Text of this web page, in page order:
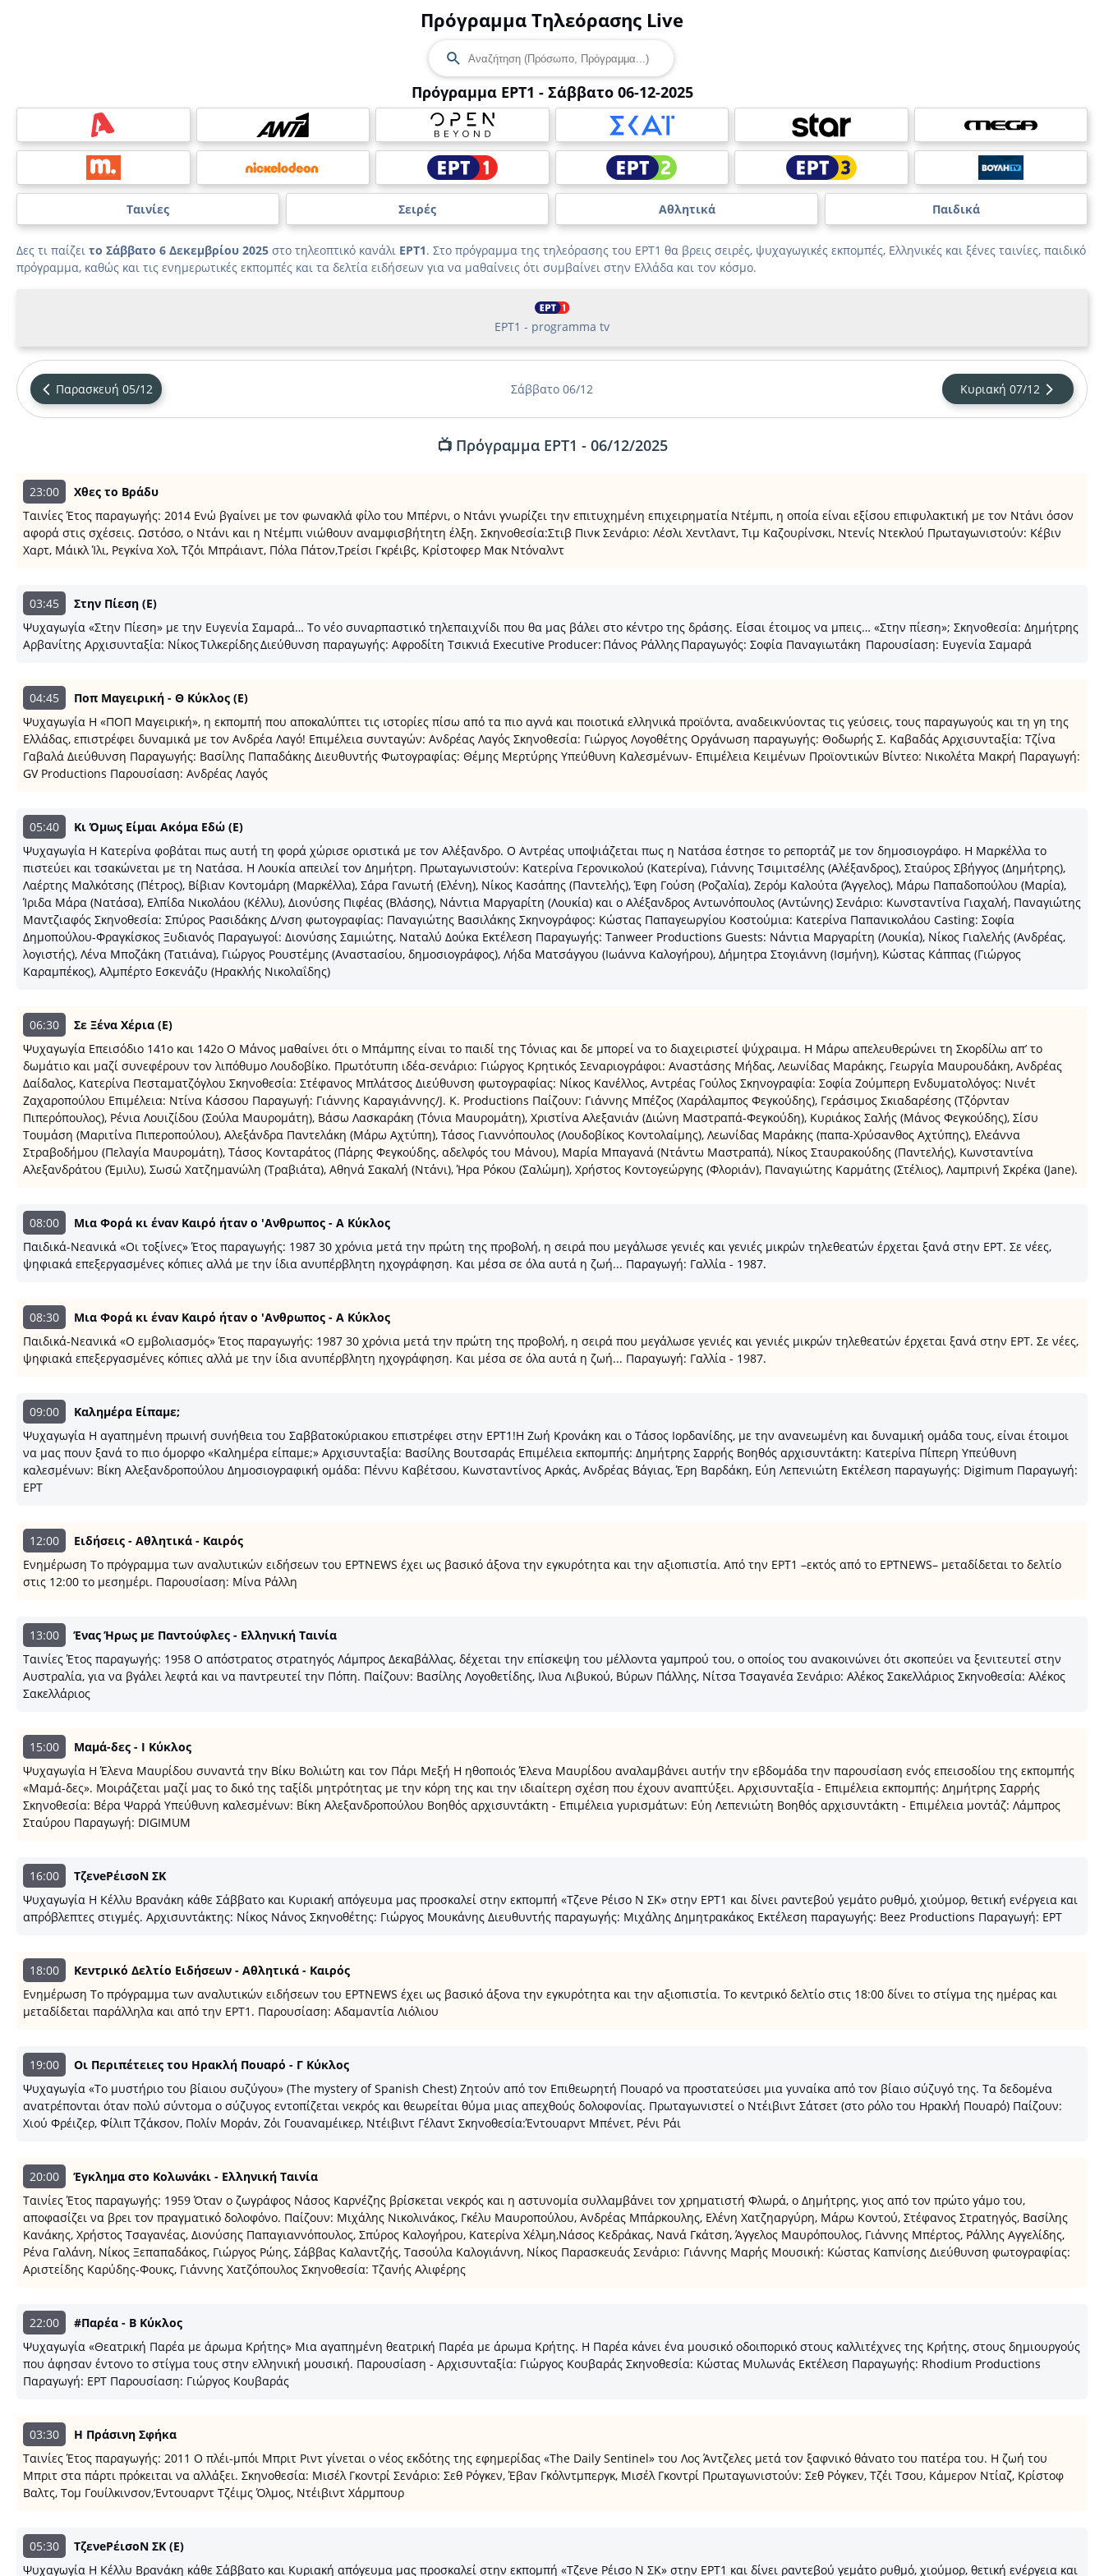
Πρόγραμμα Τηλεόρασης Live
Πρόγραμμα ΕΡΤ1 - Σάββατο 06-12-2025
Ταινίες Σειρές Αθλητικά Παιδικά
Δες τι παίζει το Σάββατο 6 Δεκεμβρίου 2025 στο τηλεοπτικό κανάλι ΕΡΤ1. Στο πρόγραμμα της τηλεόρασης του ΕΡΤ1 θα βρεις σειρές, ψυχαγωγικές εκπομπές, Ελληνικές και ξένες ταινίες, παιδικό
πρόγραμμα, καθώς και τις ενημερωτικές εκπομπές και τα δελτία ειδήσεων για να μαθαίνεις ότι συμβαίνει στην Ελλάδα και τον κόσμο.
ΕΡΤ1 - programma tv
Παρασκευή 05/12 Σάββατο 06/12 Κυριακή 07/12
📺 Πρόγραμμα ΕΡΤ1 - 06/12/2025
23:00
Χθες το Βράδυ
Ταινίες Έτος παραγωγής: 2014 Ενώ βγαίνει με τον φωνακλά φίλο του Μπέρνι, ο Ντάνι γνωρίζει την επιτυχημένη επιχειρηματία Ντέμπι, η οποία είναι εξίσου επιφυλακτική με τον Ντάνι όσον
αφορά στις σχέσεις. Ωστόσο, ο Ντάνι και η Ντέμπι νιώθουν αναμφισβήτητη έλξη. Σκηνοθεσία:Στιβ Πινκ Σενάριο: Λέσλι Χεντλαντ, Τιμ Καζουρίνσκι, Ντενίς Ντεκλού Πρωταγωνιστούν: Κέβιν
Χαρτ, Μάικλ Ίλι, Ρεγκίνα Χολ, Τζόι Μπράιαντ, Πόλα Πάτον,Τρείσι Γκρέιβς, Κρίστοφερ Μακ Ντόναλντ
03:45
Στην Πίεση (E)
Ψυχαγωγία «Στην Πίεση» με την Ευγενία Σαμαρά… Το νέο συναρπαστικό τηλεπαιχνίδι που θα μας βάλει στο κέντρο της δράσης. Είσαι έτοιμος να μπεις… «Στην πίεση»; Σκηνοθεσία: Δημήτρης
Αρβανίτης Αρχισυνταξία: Νίκος Τιλκερίδης Διεύθυνση παραγωγής: Αφροδίτη Τσικνιά Executive Producer: Πάνος Ράλλης Παραγωγός: Σοφία Παναγιωτάκη Παρουσίαση: Ευγενία Σαμαρά
04:45
Ποπ Μαγειρική - Θ Κύκλος (E)
Ψυχαγωγία Η «ΠΟΠ Μαγειρική», η εκπομπή που αποκαλύπτει τις ιστορίες πίσω από τα πιο αγνά και ποιοτικά ελληνικά προϊόντα, αναδεικνύοντας τις γεύσεις, τους παραγωγούς και τη γη της
Ελλάδας, επιστρέφει δυναμικά με τον Ανδρέα Λαγό! Eπιμέλεια συνταγών: Ανδρέας Λαγός Σκηνοθεσία: Γιώργος Λογοθέτης Οργάνωση παραγωγής: Θοδωρής Σ. Καβαδάς Αρχισυνταξία: Τζίνα
Γαβαλά Διεύθυνση Παραγωγής: Βασίλης Παπαδάκης Διευθυντής Φωτογραφίας: Θέμης Μερτύρης Υπεύθυνη Καλεσμένων- Επιμέλεια Κειμένων Προϊοντικών Βίντεο: Νικολέτα Μακρή Παραγωγή:
GV Productions Παρουσίαση: Ανδρέας Λαγός
05:40
Κι Όμως Είμαι Ακόμα Εδώ (E)
Ψυχαγωγία Η Κατερίνα φοβάται πως αυτή τη φορά χώρισε οριστικά με τον Αλέξανδρο. Ο Αντρέας υποψιάζεται πως η Νατάσα έστησε το ρεπορτάζ με τον δημοσιογράφο. Η Μαρκέλλα το
πιστεύει και τσακώνεται με τη Νατάσα. Η Λουκία απειλεί τον Δημήτρη. Πρωταγωνιστούν: Κατερίνα Γερονικολού (Κατερίνα), Γιάννης Τσιμιτσέλης (Αλέξανδρος), Σταύρος Σβήγγος (Δημήτρης),
Λαέρτης Μαλκότσης (Πέτρος), Βίβιαν Κοντομάρη (Μαρκέλλα), Σάρα Γανωτή (Ελένη), Νίκος Κασάπης (Παντελής), Έφη Γούση (Ροζαλία), Ζερόμ Καλούτα (Άγγελος), Μάρω Παπαδοπούλου (Μαρία),
Ίριδα Μάρα (Νατάσα), Ελπίδα Νικολάου (Κέλλυ), Διονύσης Πιφέας (Βλάσης), Νάντια Μαργαρίτη (Λουκία) και ο Αλέξανδρος Αντωνόπουλος (Αντώνης) Σενάριο: Κωνσταντίνα Γιαχαλή, Παναγιώτης
Μαντζιαφός Σκηνοθεσία: Σπύρος Ρασιδάκης Δ/νση φωτογραφίας: Παναγιώτης Βασιλάκης Σκηνογράφος: Κώστας Παπαγεωργίου Κοστούμια: Κατερίνα Παπανικολάου Casting: Σοφία
Δημοπούλου-Φραγκίσκος Ξυδιανός Παραγωγοί: Διονύσης Σαμιώτης, Ναταλύ Δούκα Εκτέλεση Παραγωγής: Tanweer Productions Guests: Νάντια Μαργαρίτη (Λουκία), Νίκος Γιαλελής (Ανδρέας,
λογιστής), Λένα Μποζάκη (Τατιάνα), Γιώργος Ρουστέμης (Αναστασίου, δημοσιογράφος), Λήδα Ματσάγγου (Ιωάννα Καλογήρου), Δήμητρα Στογιάννη (Ισμήνη), Κώστας Κάππας (Γιώργος
Καραμπέκος), Αλμπέρτο Εσκενάζυ (Ηρακλής Νικολαΐδης)
06:30
Σε Ξένα Χέρια (E)
Ψυχαγωγία Επεισόδιο 141ο και 142ο Ο Μάνος μαθαίνει ότι ο Μπάμπης είναι το παιδί της Τόνιας και δε μπορεί να το διαχειριστεί ψύχραιμα. Η Μάρω απελευθερώνει τη Σκορδίλω απ’ το
δωμάτιο και μαζί συνεφέρουν τον λιπόθυμο Λουδοβίκο. Πρωτότυπη ιδέα-σενάριο: Γιώργος Κρητικός Σεναριογράφοι: Αναστάσης Μήδας, Λεωνίδας Μαράκης, Γεωργία Μαυρουδάκη, Ανδρέας
Δαίδαλος, Κατερίνα Πεσταματζόγλου Σκηνοθεσία: Στέφανος Μπλάτσος Διεύθυνση φωτογραφίας: Νίκος Κανέλλος, Αντρέας Γούλος Σκηνογραφία: Σοφία Ζούμπερη Ενδυματολόγος: Νινέτ
Ζαχαροπούλου Επιμέλεια: Ντίνα Κάσσου Παραγωγή: Γιάννης Καραγιάννης/J. K. Productions Παίζουν: Γιάννης Μπέζος (Χαράλαμπος Φεγκούδης), Γεράσιμος Σκιαδαρέσης (Τζόρνταν
Πιπερόπουλος), Ρένια Λουιζίδου (Σούλα Μαυρομάτη), Βάσω Λασκαράκη (Τόνια Μαυρομάτη), Χριστίνα Αλεξανιάν (Διώνη Μαστραπά-Φεγκούδη), Κυριάκος Σαλής (Μάνος Φεγκούδης), Σίσυ
Τουμάση (Μαριτίνα Πιπεροπούλου), Αλεξάνδρα Παντελάκη (Μάρω Αχτύπη), Τάσος Γιαννόπουλος (Λουδοβίκος Κοντολαίμης), Λεωνίδας Μαράκης (παπα-Χρύσανθος Αχτύπης), Ελεάννα
Στραβοδήμου (Πελαγία Μαυρομάτη), Τάσος Κονταράτος (Πάρης Φεγκούδης, αδελφός του Μάνου), Μαρία Μπαγανά (Ντάντω Μαστραπά), Νίκος Σταυρακούδης (Παντελής), Κωνσταντίνα
Αλεξανδράτου (Έμιλυ), Σωσώ Χατζημανώλη (Τραβιάτα), Αθηνά Σακαλή (Ντάνι), Ήρα Ρόκου (Σαλώμη), Χρήστος Κοντογεώργης (Φλοριάν), Παναγιώτης Καρμάτης (Στέλιος), Λαμπρινή Σκρέκα (Jane).
08:00
Μια Φορά κι έναν Καιρό ήταν o 'Ανθρωπος - Α Κύκλος
Παιδικά-Νεανικά «Οι τοξίνες» Έτος παραγωγής: 1987 30 χρόνια μετά την πρώτη της προβολή, η σειρά που μεγάλωσε γενιές και γενιές μικρών τηλεθεατών έρχεται ξανά στην ΕΡΤ. Σε νέες,
ψηφιακά επεξεργασμένες κόπιες αλλά με την ίδια ανυπέρβλητη ηχογράφηση. Και μέσα σε όλα αυτά η ζωή... Παραγωγή: Γαλλία - 1987.
08:30
Μια Φορά κι έναν Καιρό ήταν o 'Ανθρωπος - Α Κύκλος
Παιδικά-Νεανικά «Ο εμβολιασμός» Έτος παραγωγής: 1987 30 χρόνια μετά την πρώτη της προβολή, η σειρά που μεγάλωσε γενιές και γενιές μικρών τηλεθεατών έρχεται ξανά στην ΕΡΤ. Σε νέες,
ψηφιακά επεξεργασμένες κόπιες αλλά με την ίδια ανυπέρβλητη ηχογράφηση. Και μέσα σε όλα αυτά η ζωή... Παραγωγή: Γαλλία - 1987.
09:00
Καλημέρα Είπαμε;
Ψυχαγωγία Η αγαπημένη πρωινή συνήθεια του Σαββατοκύριακου επιστρέφει στην ΕΡΤ1!Η Ζωή Κρονάκη και ο Τάσος Ιορδανίδης, με την ανανεωμένη και δυναμική ομάδα τους, είναι έτοιμοι
να μας πουν ξανά το πιο όμορφο «Καλημέρα είπαμε;» Αρχισυνταξία: Βασίλης Βουτσαράς Επιμέλεια εκπομπής: Δημήτρης Σαρρής Βοηθός αρχισυντάκτη: Κατερίνα Πίπερη Υπεύθυνη
καλεσμένων: Βίκη Αλεξανδροπούλου Δημοσιογραφική ομάδα: Πέννυ Καβέτσου, Κωνσταντίνος Αρκάς, Ανδρέας Βάγιας, Έρη Βαρδάκη, Εύη Λεπενιώτη Εκτέλεση παραγωγής: Digimum Παραγωγή:
ΕΡΤ
12:00
Ειδήσεις - Αθλητικά - Καιρός
Ενημέρωση Το πρόγραμμα των αναλυτικών ειδήσεων του ΕΡΤNEWS έχει ως βασικό άξονα την εγκυρότητα και την αξιοπιστία. Από την ΕΡΤ1 –εκτός από το ΕΡTNEWS– μεταδίδεται το δελτίο
στις 12:00 το μεσημέρι. Παρουσίαση: Μίνα Ράλλη
13:00
Ένας Ήρως με Παντούφλες - Ελληνική Ταινία
Ταινίες Έτος παραγωγής: 1958 Ο απόστρατος στρατηγός Λάμπρος Δεκαβάλλας, δέχεται την επίσκεψη του μέλλοντα γαμπρού του, ο οποίος του ανακοινώνει ότι σκοπεύει να ξενιτευτεί στην
Αυστραλία, για να βγάλει λεφτά και να παντρευτεί την Πόπη. Παίζουν: Βασίλης Λογοθετίδης, Ιλυα Λιβυκού, Βύρων Πάλλης, Νίτσα Τσαγανέα Σενάριο: Αλέκος Σακελλάριος Σκηνοθεσία: Αλέκος
Σακελλάριος
15:00
Μαμά-δες - Ι Κύκλος
Ψυχαγωγία Η Έλενα Μαυρίδου συναντά την Βίκυ Βολιώτη και τον Πάρι Μεξή Η ηθοποιός Έλενα Μαυρίδου αναλαμβάνει αυτήν την εβδομάδα την παρουσίαση ενός επεισοδίου της εκπομπής
«Μαμά-δες». Μοιράζεται μαζί μας το δικό της ταξίδι μητρότητας με την κόρη της και την ιδιαίτερη σχέση που έχουν αναπτύξει. Αρχισυνταξία - Επιμέλεια εκπομπής: Δημήτρης Σαρρής
Σκηνοθεσία: Βέρα Ψαρρά Υπεύθυνη καλεσμένων: Βίκη Αλεξανδροπούλου Βοηθός αρχισυντάκτη - Επιμέλεια γυρισμάτων: Εύη Λεπενιώτη Βοηθός αρχισυντάκτη - Επιμέλεια μοντάζ: Λάμπρος
Σταύρου Παραγωγή: DIGIMUM
16:00
ΤζενeΡέισοΝ ΣΚ
Ψυχαγωγία Η Κέλλυ Βρανάκη κάθε Σάββατο και Κυριακή απόγευμα μας προσκαλεί στην εκπομπή «Τζενe Ρέισο Ν ΣΚ» στην ΕΡΤ1 και δίνει ραντεβού γεμάτο ρυθμό, χιούμορ, θετική ενέργεια και
απρόβλεπτες στιγμές. Αρχισυντάκτης: Νίκος Νάνος Σκηνοθέτης: Γιώργος Μουκάνης Διευθυντής παραγωγής: Μιχάλης Δημητρακάκος Εκτέλεση παραγωγής: Beez Productions Παραγωγή: ΕΡΤ
18:00
Κεντρικό Δελτίο Ειδήσεων - Αθλητικά - Καιρός
Ενημέρωση Το πρόγραμμα των αναλυτικών ειδήσεων του ΕΡΤNEWS έχει ως βασικό άξονα την εγκυρότητα και την αξιοπιστία. Το κεντρικό δελτίο στις 18:00 δίνει το στίγμα της ημέρας και
μεταδίδεται παράλληλα και από την ΕΡΤ1. Παρουσίαση: Αδαμαντία Λιόλιου
19:00
Οι Περιπέτειες του Ηρακλή Πουαρό - Γ Κύκλος
Ψυχαγωγία «Το μυστήριο του βίαιου συζύγου» (The mystery of Spanish Chest) Ζητούν από τον Επιθεωρητή Πουαρό να προστατεύσει μια γυναίκα από τον βίαιο σύζυγό της. Τα δεδομένα
ανατρέπονται όταν πολύ σύντομα ο σύζυγος εντοπίζεται νεκρός και θεωρείται θύμα μιας απεχθούς δολοφονίας. Πρωταγωνιστεί ο Ντέιβιντ Σάτσετ (στο ρόλο του Ηρακλή Πουαρό) Παίζουν:
Χιού Φρέιζερ, Φίλιπ Τζάκσον, Πολίν Μοράν, Ζόι Γουαναμέικερ, Ντέιβιντ Γέλαντ Σκηνοθεσία:Έντουαρντ Μπένετ, Ρένι Ράι
20:00
Έγκλημα στο Κολωνάκι - Ελληνική Ταινία
Ταινίες Έτος παραγωγής: 1959 Όταν ο ζωγράφος Νάσος Καρνέζης βρίσκεται νεκρός και η αστυνομία συλλαμβάνει τον χρηματιστή Φλωρά, ο Δημήτρης, γιος από τον πρώτο γάμο του,
αποφασίζει να βρει τον πραγματικό δολοφόνο. Παίζουν: Μιχάλης Νικολινάκος, Γκέλυ Μαυροπούλου, Ανδρέας Μπάρκουλης, Ελένη Χατζηαργύρη, Μάρω Κοντού, Στέφανος Στρατηγός, Βασίλης
Κανάκης, Χρήστος Τσαγανέας, Διονύσης Παπαγιαννόπουλος, Σπύρος Καλογήρου, Κατερίνα Χέλμη,Νάσος Κεδράκας, Νανά Γκάτση, Άγγελος Μαυρόπουλος, Γιάννης Μπέρτος, Ράλλης Αγγελίδης,
Ρένα Γαλάνη, Νίκος Ξεπαπαδάκος, Γιώργος Ρώης, Σάββας Καλαντζής, Τασούλα Καλογιάννη, Νίκος Παρασκευάς Σενάριο: Γιάννης Μαρής Μουσική: Κώστας Καπνίσης Διεύθυνση φωτογραφίας:
Αριστείδης Καρύδης-Φουκς, Γιάννης Χατζόπουλος Σκηνοθεσία: Τζανής Αλιφέρης
22:00
#Παρέα - B Κύκλος
Ψυχαγωγία «Θεατρική Παρέα με άρωμα Κρήτης» Μια αγαπημένη θεατρική Παρέα με άρωμα Κρήτης. Η Παρέα κάνει ένα μουσικό οδοιπορικό στους καλλιτέχνες της Κρήτης, στους δημιουργούς
που άφησαν έντονο το στίγμα τους στην ελληνική μουσική. Παρουσίαση - Αρχισυνταξία: Γιώργος Κουβαράς Σκηνοθεσία: Κώστας Μυλωνάς Εκτέλεση Παραγωγής: Rhodium Productions
Παραγωγή: ΕΡΤ Παρουσίαση: Γιώργος Κουβαράς
03:30
Η Πράσινη Σφήκα
Ταινίες Έτος παραγωγής: 2011 Ο πλέι-μπόι Μπριτ Ριντ γίνεται ο νέος εκδότης της εφημερίδας «The Daily Sentinel» του Λος Άντζελες μετά τον ξαφνικό θάνατο του πατέρα του. Η ζωή του
Μπριτ στα πάρτι πρόκειται να αλλάξει. Σκηνοθεσία: Μισέλ Γκοντρί Σενάριο: Σεθ Ρόγκεν, Έβαν Γκόλντμπεργκ, Μισέλ Γκοντρί Πρωταγωνιστούν: Σεθ Ρόγκεν, Τζέι Τσου, Κάμερον Ντίαζ, Κρίστοφ
Βαλτς, Τομ Γουίλκινσον,’Εντουαρντ Τζέιμς Όλμος, Ντέιβιντ Χάρμπουρ
05:30
ΤζενeΡέισοΝ ΣΚ (E)
Ψυχαγωγία Η Κέλλυ Βρανάκη κάθε Σάββατο και Κυριακή απόγευμα μας προσκαλεί στην εκπομπή «Τζενe Ρέισο Ν ΣΚ» στην ΕΡΤ1 και δίνει ραντεβού γεμάτο ρυθμό, χιούμορ, θετική ενέργεια και